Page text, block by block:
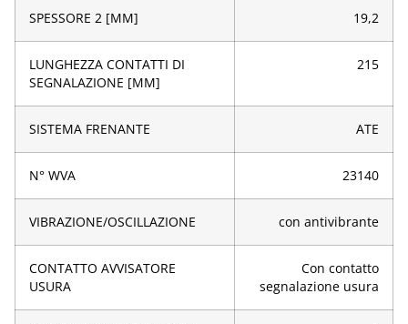
SPESSORE 2 [MM] 19,2
LUNGHEZZA CONTATTI DI
SEGNALAZIONE [MM]
215
SISTEMA FRENANTE ATE
N° WVA 23140
VIBRAZIONE/OSCILLAZIONE con antivibrante
CONTATTO AVVISATORE
USURA
Con contatto
segnalazione usura